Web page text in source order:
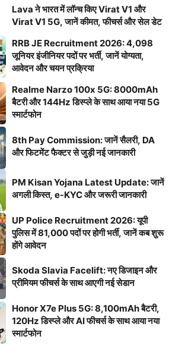
Lava ने भारत में लॉन्च किए Virat V1 और
Virat V1 5G, जानें कीमत, फीचर्स और सेल डेट
RRB JE Recruitment 2026: 4,098
जूनियर इंजीनियर पदों पर भर्ती, जानें योग्यता,
आवेदन और चयन प्रक्रिया
Realme Narzo 100x 5G: 8000mAh
बैटरी और 144Hz डिस्प्ले के साथ आया नया 5G
स्मार्टफोन
8th Pay Commission: जानें सैलरी, DA
और फिटमेंट फैक्टर से जुड़ी नई जानकारी
PM Kisan Yojana Latest Update: जानें
अगली किस्त, e-KYC और जरूरी जानकारी
UP Police Recruitment 2026: यूपी
पुलिस में 81,000 पदों पर होगी भर्ती, जानें कब शुरू
होंगे आवेदन
Skoda Slavia Facelift: नए डिजाइन और
प्रीमियम फीचर्स के साथ आएगी नई सेडान
Honor X7e Plus 5G: 8,100mAh बैटरी,
120Hz डिस्प्ले और AI फीचर्स के साथ आया नया
स्मार्टफोन